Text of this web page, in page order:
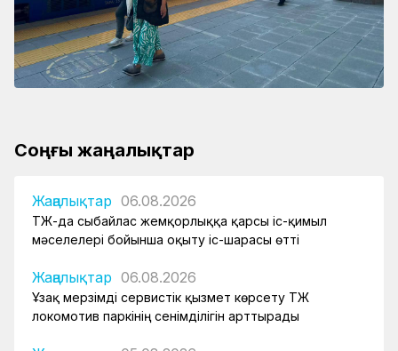
Соңғы жаңалықтар
Жаңалықтар 06.08.2026
ҚТЖ-да сыбайлас жемқорлыққа қарсы іс-қимыл
мәселелері бойынша оқыту іс-шарасы өтті
Жаңалықтар 06.08.2026
Ұзақ мерзімді сервистік қызмет көрсету ҚТЖ
локомотив паркінің сенімділігін арттырады